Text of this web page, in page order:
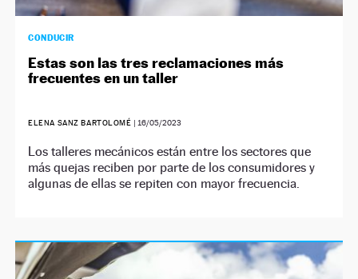
CONDUCIR
Estas son las tres reclamaciones más
frecuentes en un taller
ELENA SANZ BARTOLOMÉ | 16/05/2023
Los talleres mecánicos están entre los sectores que
más quejas reciben por parte de los consumidores y
algunas de ellas se repiten con mayor frecuencia.